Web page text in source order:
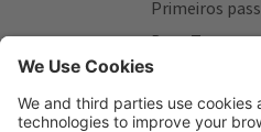
Primeiros
Beta Testers
Meus Planos